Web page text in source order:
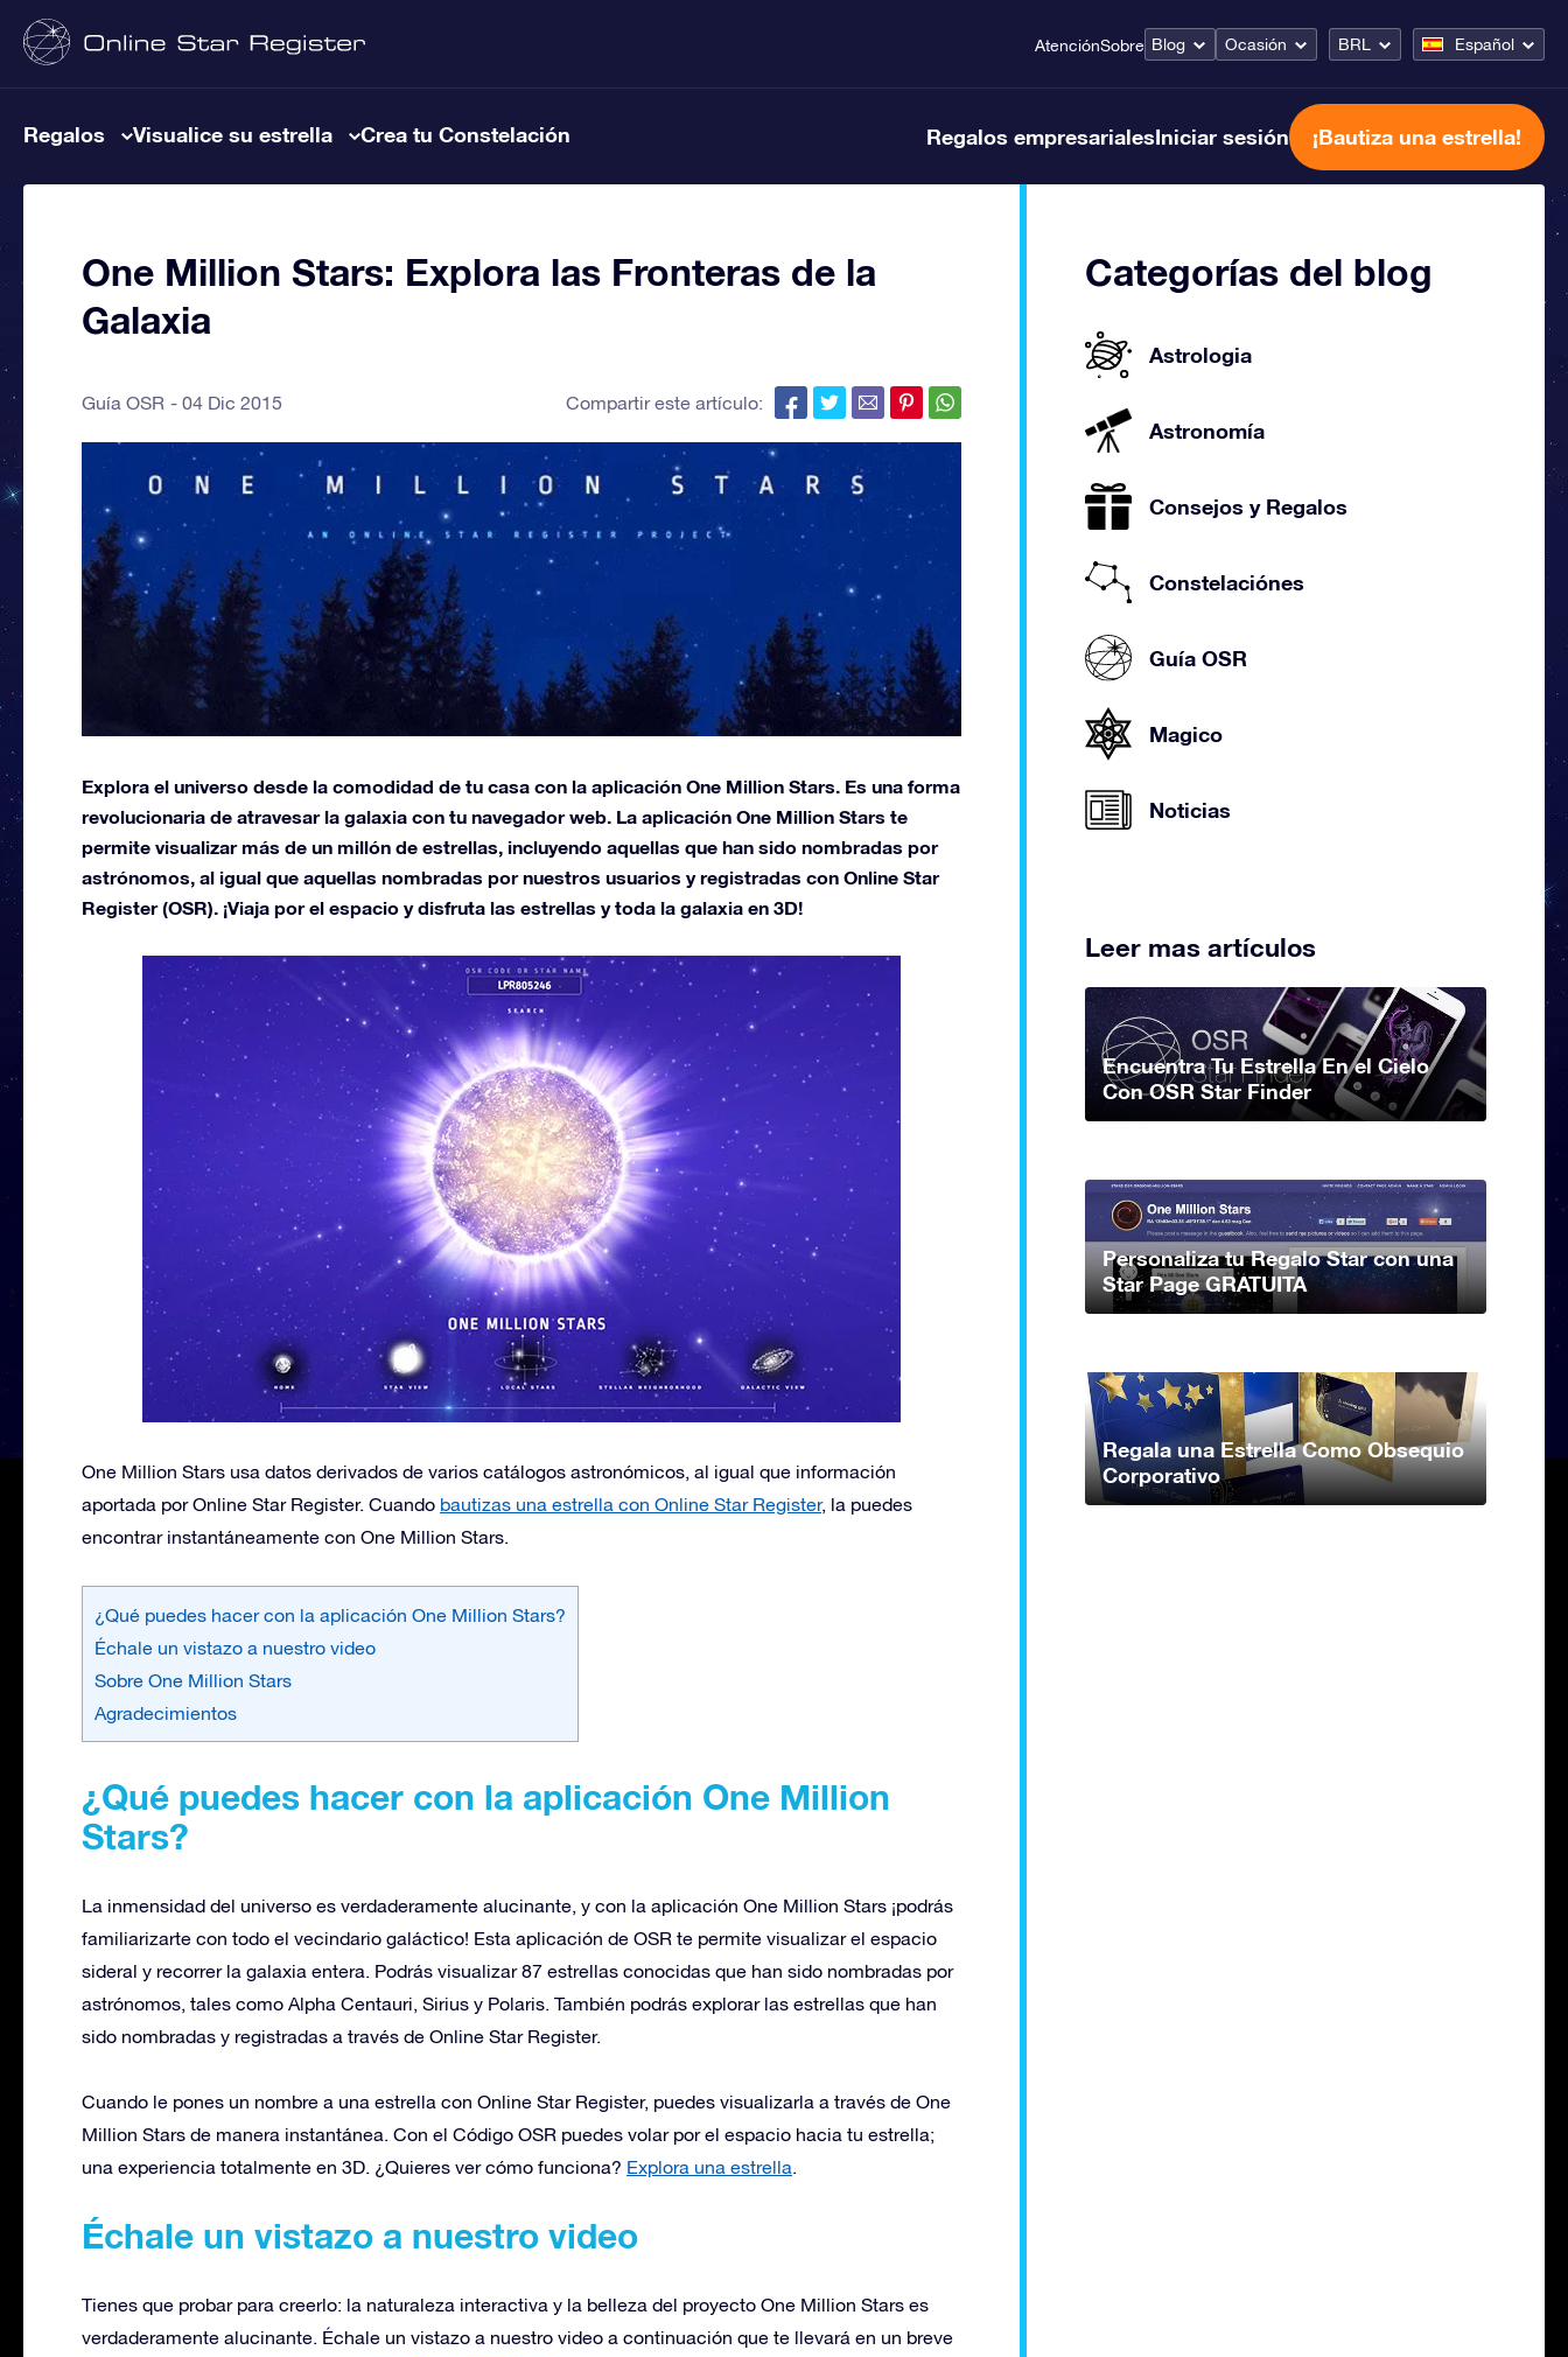
AtenciónSobre Blog Ocasión BRL Español
Regalos Visualice su estrella Crea tu Constelación Regalos empresarialesIniciar sesión ¡Bautiza una estrella!
One Million Stars: Explora las Fronteras de la
Galaxia
Guía OSR 04 Dic 2015 Compartir este artículo:
Explora el universo desde la comodidad de tu casa con la aplicación One Million Stars. Es una forma
revolucionaria de atravesar la galaxia con tu navegador web. La aplicación One Million Stars te
permite visualizar más de un millón de estrellas, incluyendo aquellas que han sido nombradas por
astrónomos, al igual que aquellas nombradas por nuestros usuarios y registradas con Online Star
Register (OSR). ¡Viaja por el espacio y disfruta las estrellas y toda la galaxia en 3D!
One Million Stars usa datos derivados de varios catálogos astronómicos, al igual que información
aportada por Online Star Register. Cuando bautizas una estrella con Online Star Register, la puedes
encontrar instantáneamente con One Million Stars.
¿Qué puedes hacer con la aplicación One Million Stars?
Échale un vistazo a nuestro video
Sobre One Million Stars
Agradecimientos
¿Qué puedes hacer con la aplicación One Million
Stars?
La inmensidad del universo es verdaderamente alucinante, y con la aplicación One Million Stars ¡podrás
familiarizarte con todo el vecindario galáctico! Esta aplicación de OSR te permite visualizar el espacio
sideral y recorrer la galaxia entera. Podrás visualizar 87 estrellas conocidas que han sido nombradas por
astrónomos, tales como Alpha Centauri, Sirius y Polaris. También podrás explorar las estrellas que han
sido nombradas y registradas a través de Online Star Register.
Cuando le pones un nombre a una estrella con Online Star Register, puedes visualizarla a través de One
Million Stars de manera instantánea. Con el Código OSR puedes volar por el espacio hacia tu estrella;
una experiencia totalmente en 3D. ¿Quieres ver cómo funciona? Explora una estrella.
Échale un vistazo a nuestro video
Tienes que probar para creerlo: la naturaleza interactiva y la belleza del proyecto One Million Stars es
verdaderamente alucinante. Échale un vistazo a nuestro video a continuación que te llevará en un breve
Categorías del blog
Astrologia
Astronomía
Consejos y Regalos
Constelaciónes
Guía OSR
Magico
Noticias
Leer mas artículos
Encuentra Tu Estrella En el Cielo
Con OSR Star Finder
Personaliza tu Regalo Star con una
Star Page GRATUITA
Regala una Estrella Como Obsequio
Corporativo